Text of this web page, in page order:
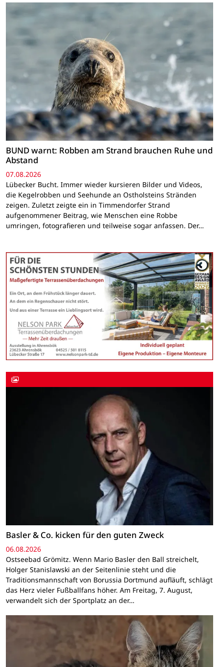
BUND warnt: Robben am Strand brauchen Ruhe und
Abstand
07.08.2026
Lübecker Bucht. Immer wieder kursieren Bilder und Videos,
die Kegelrobben und Seehunde an Ostholsteins Stränden
zeigen. Zuletzt zeigte ein in Timmendorfer Strand
aufgenommener Beitrag, wie Menschen eine Robbe
umringen, fotografieren und teilweise sogar anfassen. Der…
Basler & Co. kicken für den guten Zweck
06.08.2026
Ostseebad Grömitz. Wenn Mario Basler den Ball streichelt,
Holger Stanislawski an der Seitenlinie steht und die
Traditionsmannschaft von Borussia Dortmund aufläuft, schlägt
das Herz vieler Fußballfans höher. Am Freitag, 7. August,
verwandelt sich der Sportplatz an der…